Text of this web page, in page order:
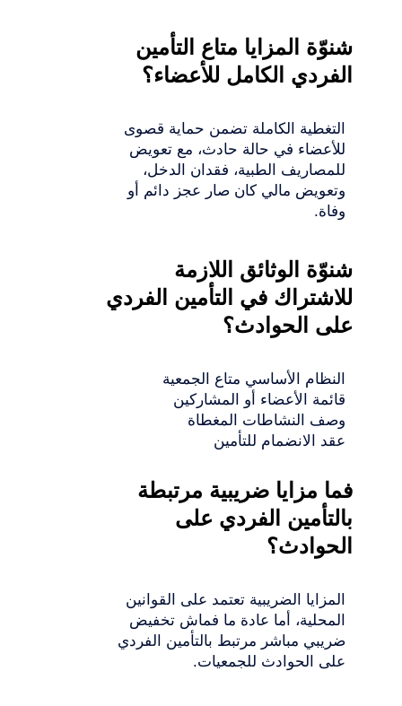
شنوّة المزايا متاع التأمين
الفردي الكامل للأعضاء؟
التغطية الكاملة تضمن حماية قصوى
للأعضاء في حالة حادث، مع تعويض
للمصاريف الطبية، فقدان الدخل،
وتعويض مالي كان صار عجز دائم أو
وفاة.
شنوّة الوثائق اللازمة
للاشتراك في التأمين الفردي
على الحوادث؟
النظام الأساسي متاع الجمعية
قائمة الأعضاء أو المشاركين
وصف النشاطات المغطاة
عقد الانضمام للتأمين
فما مزايا ضريبية مرتبطة
بالتأمين الفردي على
الحوادث؟
المزايا الضريبية تعتمد على القوانين
المحلية، أما عادة ما فماش تخفيض
ضريبي مباشر مرتبط بالتأمين الفردي
على الحوادث للجمعيات.